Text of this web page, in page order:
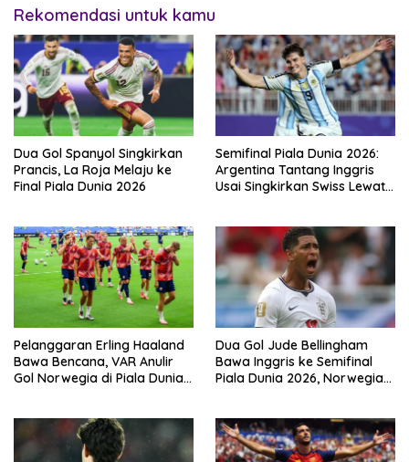
Rekomendasi untuk kamu
Dua Gol Spanyol Singkirkan
Prancis, La Roja Melaju ke
Final Piala Dunia 2026
Semifinal Piala Dunia 2026:
Argentina Tantang Inggris
Usai Singkirkan Swiss Lewat
Pelanggaran Erling Haaland
Bawa Bencana, VAR Anulir
Gol Norwegia di Piala Dunia
Dua Gol Jude Bellingham
Bawa Inggris ke Semifinal
Piala Dunia 2026, Norwegia